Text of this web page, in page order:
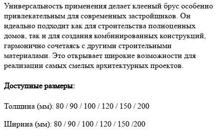
Универсальность применения делает клееный брус особенно
привлекательным для современных застройщиков. Он
идеально подходит как для строительства полноценных
домов, так и для создания комбинированных конструкций,
гармонично сочетаясь с другими строительными
материалами. Это открывает широкие возможности для
реализации самых смелых архитектурных проектов.
Доступные размеры:
Толщина (мм): 80 / 90 / 100 / 120 / 150 / 200
Ширина (мм): 80 / 90 / 100 / 120 / 150 /200